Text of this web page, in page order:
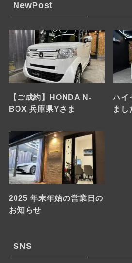
NewPost
【ご成約】HONDA N-
BOX 兵庫県Yさま
ハイ
まし
2025 年末年始の営業日の
お知らせ
SNS